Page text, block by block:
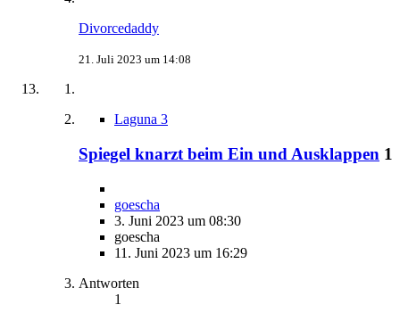
Divorcedaddy
21. Juli 2023 um 14:08
Laguna 3
Spiegel knarzt beim Ein und Ausklappen 1
goescha
3. Juni 2023 um 08:30
goescha
11. Juni 2023 um 16:29
Antworten
1